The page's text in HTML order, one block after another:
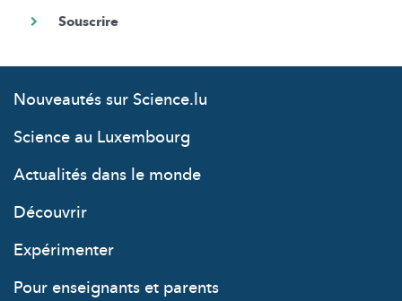
Nouveautés sur Science.lu
Science au Luxembourg
Actualités dans le monde
Découvrir
Expérimenter
Pour enseignants et parents